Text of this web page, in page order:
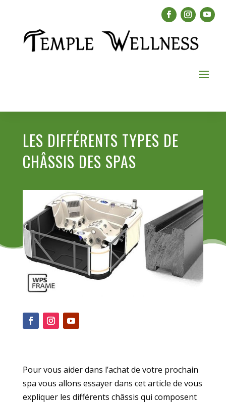
LES DIFFÉRENTS TYPES DE
CHÂSSIS DES SPAS
Pour vous aider dans l’achat de votre prochain
spa vous allons essayer dans cet article de vous
expliquer les différents châssis qui composent